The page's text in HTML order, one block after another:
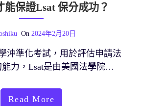
能保證Lsat 保分成功？
On 2024年2月20日
沖準化考試，用於評估申請法
力，Lsat是由美國法學院…
Read More